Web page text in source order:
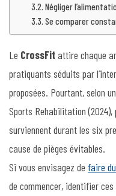
Négliger
Se comparer
Le CrossFit attire chaque
pratiquants séduits par
proposées. Pourtant, selon
Sports Rehabilitation
surviennent durant les six
cause de pièges évitables.
Si vous envisagez de faire
de commencer, identifier ces